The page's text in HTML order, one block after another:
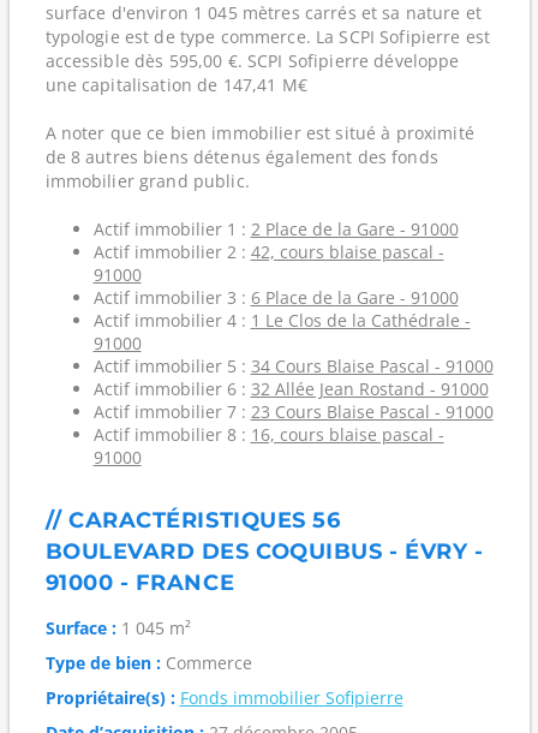
surface d'environ 1 045 mètres carrés et sa nature et
typologie est de type commerce. La SCPI Sofipierre est
accessible dès 595,00 €. SCPI Sofipierre développe
une capitalisation de 147,41 M€
A noter que ce bien immobilier est situé à proximité
de 8 autres biens détenus également des fonds
immobilier grand public.
Actif immobilier 1 : 2 Place de la Gare - 91000
Actif immobilier 2 : 42, cours blaise pascal -
91000
Actif immobilier 3 : 6 Place de la Gare - 91000
Actif immobilier 4 : 1 Le Clos de la Cathédrale -
91000
Actif immobilier 5 : 34 Cours Blaise Pascal - 91000
Actif immobilier 6 : 32 Allée Jean Rostand - 91000
Actif immobilier 7 : 23 Cours Blaise Pascal - 91000
Actif immobilier 8 : 16, cours blaise pascal -
91000
// CARACTÉRISTIQUES 56
BOULEVARD DES COQUIBUS - ÉVRY -
91000 - FRANCE
Surface :1 045 m²
Type de bien :Commerce
Propriétaire(s) : Fonds immobilier Sofipierre